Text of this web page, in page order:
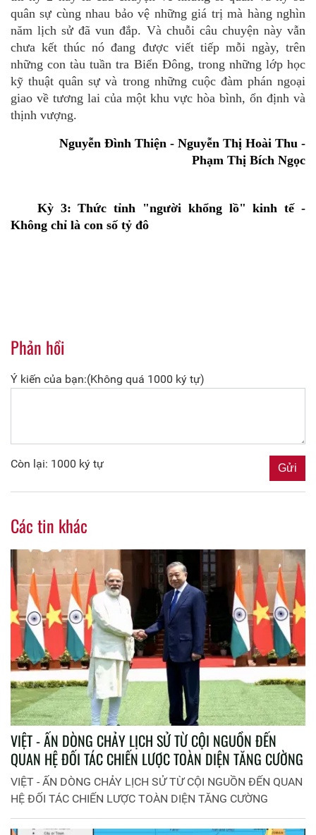
quân sự cùng nhau bảo vệ những giá trị mà hàng nghìn
năm lịch sử đã vun đắp. Và chuỗi câu chuyện này vẫn
chưa kết thúc nó đang được viết tiếp mỗi ngày, trên
những con tàu tuần tra Biển Đông, trong những lớp học
kỹ thuật quân sự và trong những cuộc đàm phán ngoại
giao về tương lai của một khu vực hòa bình, ổn định và
thịnh vượng.
Nguyễn Đình Thiện - Nguyễn Thị Hoài Thu -
Phạm Thị Bích Ngọc
Kỳ3:Thức tỉnh "người khổng lồ" kinh tế-
Không chỉ là con số tỷ đô
Phản hồi
Ý kiến của bạn:(Không quá 1000 ký tự)
Còn lại: 1000 ký tự
Các tin khác
VIỆT - ẤN DÒNG CHẢY LỊCH SỬ TỪ CỘI NGUỒN ĐẾN
QUAN HỆ ĐỐI TÁC CHIẾN LƯỢC TOÀN DIỆN TĂNG CƯỜNG
VIỆT - ẤN DÒNG CHẢY LỊCH SỬ TỪ CỘI NGUỒN ĐẾN QUAN
HỆ ĐỐI TÁC CHIẾN LƯỢC TOÀN DIỆN TĂNG CƯỜNG